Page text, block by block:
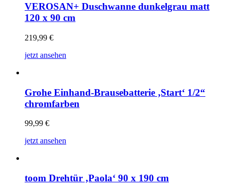
VEROSAN+ Duschwanne dunkelgrau matt
120 x 90 cm
219,99 €
jetzt ansehen
Grohe Einhand-Brausebatterie ‚Start‘ 1/2“
chromfarben
99,99 €
jetzt ansehen
toom Drehtür ‚Paola‘ 90 x 190 cm